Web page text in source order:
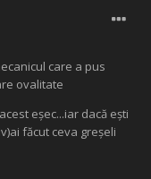
care a pus
ovalitate
eșec...iar dacă ești
făcut ceva greșeli